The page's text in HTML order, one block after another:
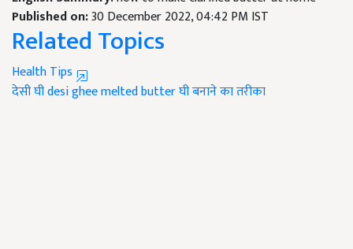
Published on:30 December 2022, 04:42 PM IST
Related Topics
Health Tips
देसी घीdesi gheemelted butterघी बनाने का तरीका